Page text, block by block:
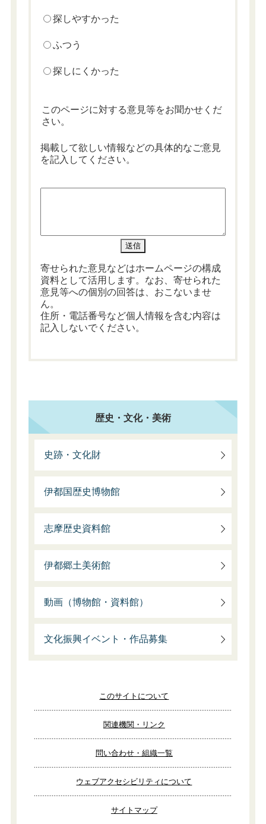
探しやすかった
ふつう
探しにくかった
このページに対する意見等をお聞かせくだ
さい。
掲載して欲しい情報などの具体的なご意見
を記入してください。
寄せられた意見などはホームページの構成
資料として活用します。なお、寄せられた
意見等への個別の回答は、おこないませ
ん。
住所・電話番号など個人情報を含む内容は
記入しないでください。
歴史・文化・美術
史跡・文化財
伊都国歴史博物館
志摩歴史資料館
伊都郷土美術館
動画（博物館・資料館）
文化振興イベント・作品募集
このサイトについて
関連機関・リンク
問い合わせ・組織一覧
ウェブアクセシビリティについて
サイトマップ